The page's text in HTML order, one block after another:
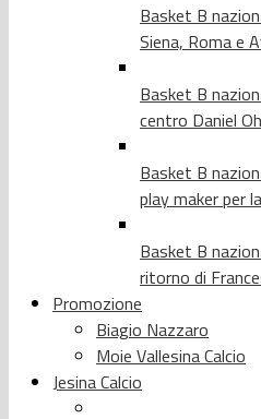
Basket B
Siena, Roma e
Basket B
centro Daniel
Basket B
play maker per
Basket B
ritorno di
Promozione
Biagio Nazzaro
Moie Vallesina Calcio
Jesina Calcio